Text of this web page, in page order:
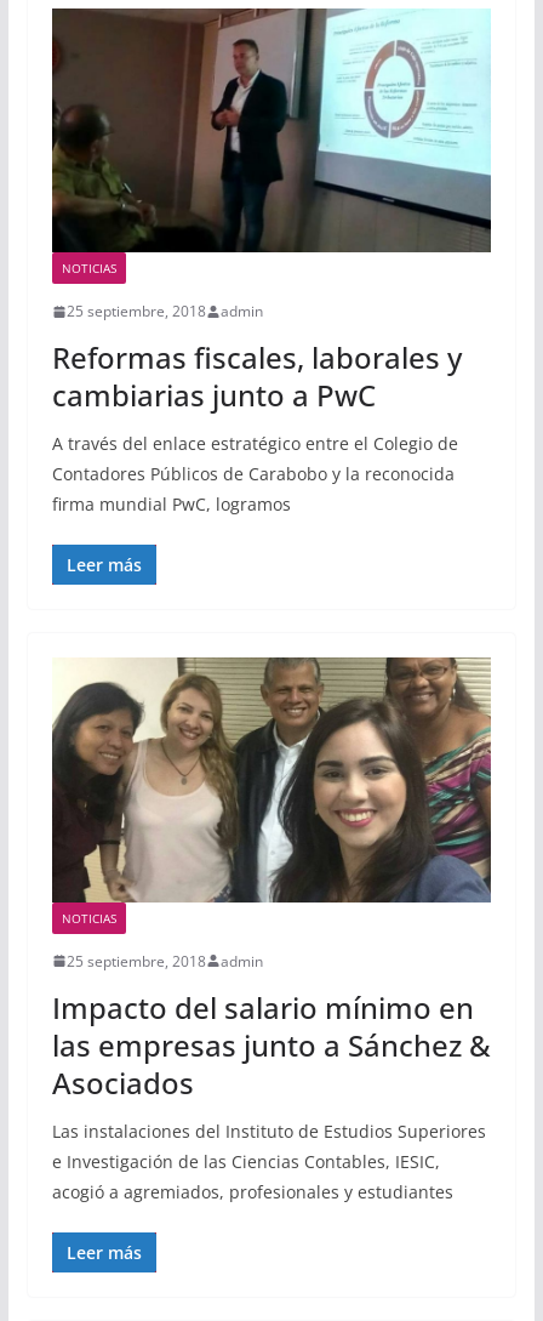
NOTICIAS
25 septiembre, 2018 admin
Reformas fiscales, laborales y
cambiarias junto a PwC
A través del enlace estratégico entre el Colegio de
Contadores Públicos de Carabobo y la reconocida
firma mundial PwC, logramos
Leer más
NOTICIAS
25 septiembre, 2018 admin
Impacto del salario mínimo en
las empresas junto a Sánchez &
Asociados
Las instalaciones del Instituto de Estudios Superiores
e Investigación de las Ciencias Contables, IESIC,
acogió a agremiados, profesionales y estudiantes
Leer más